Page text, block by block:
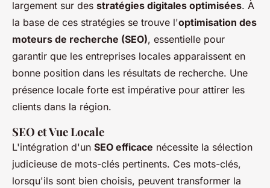
largement sur des stratégies digitales optimisées. À
la base de ces stratégies se trouve l'optimisation des
moteurs de recherche (SEO), essentielle pour
garantir que les entreprises locales apparaissent en
bonne position dans les résultats de recherche. Une
présence locale forte est impérative pour attirer les
clients dans la région.
SEO et Vue Locale
L'intégration d'un SEO efficace nécessite la sélection
judicieuse de mots-clés pertinents. Ces mots-clés,
lorsqu'ils sont bien choisis, peuvent transformer la